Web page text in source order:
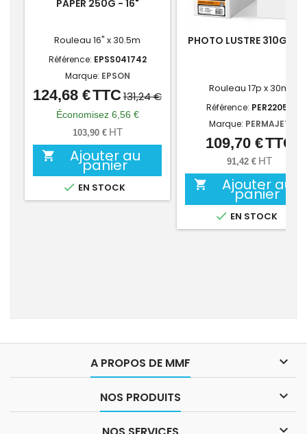
PAPER 250G - 16"
Rouleau 16" x 30.5m
Référence: EPSS041742
Marque: EPSON
Prix
Prix
de
base
124,68 €TTC131,24 €
Économisez 6,56 €
103,90 € HT
 Ajouter au
panier
 EN STOCK
PHOTO LUSTRE 310G -
Rouleau 17p x 30m
Référence: PER22058
Marque: PERMAJET
Prix
109,70 €TTC
91,42 € HT
 Ajouter au
panier
 EN STOCK
A PROPOS DE MMF 
NOS PRODUITS 
